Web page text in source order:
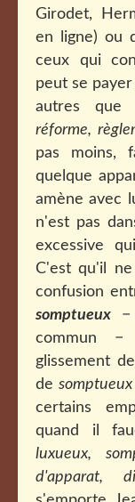
Girodet,
en ligne) ou
ceux qui
peut se
autres que
réforme,
pas moins,
quelque
amène avec
n'est pas
excessive
C'est qu'il
confusion
somptueux −
commun
glissement
desomptueux
certains
quand il
luxueux,
d'apparat,